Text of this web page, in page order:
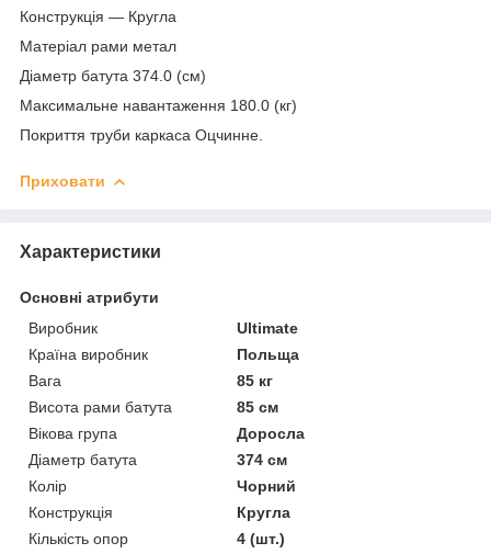
Конструкція — Кругла
Матеріал рами метал
Діаметр батута 374.0 (см)
Максимальне навантаження 180.0 (кг)
Покриття труби каркаса Оцчинне.
Приховати
Характеристики
Основні атрибути
Виробник
Ultimate
Країна виробник
Польща
Вага
85 кг
Висота рами батута
85 см
Вікова група
Доросла
Діаметр батута
374 см
Колір
Чорний
Конструкція
Кругла
Кількість опор
4 (шт.)